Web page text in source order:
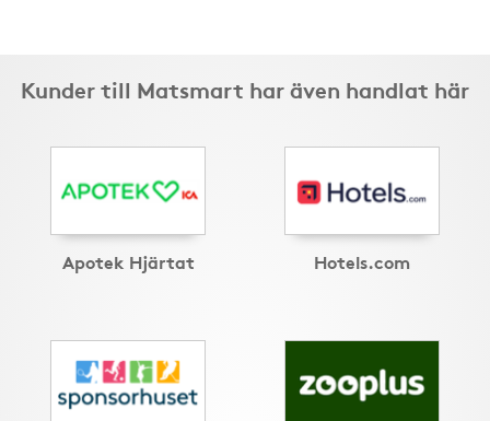
Kunder till Matsmart har även handlat här
Apotek Hjärtat Hotels.com